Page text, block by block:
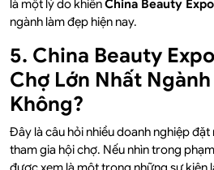
là một lý do khiếnChina Beauty Expo
ngành làm đẹp hiện nay.
5. China Beauty
Chợ Lớn Nhất
Không?
Đây là câu hỏi nhiều doanh nghiệp
tham gia hội chợ. Nếu nhìn trong